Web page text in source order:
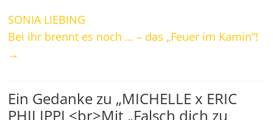
SONIA LIEBING
Bei ihr brennt es noch … – das „Feuer im Kamin“!
→
Ein Gedanke zu „MICHELLE x ERIC
PHILIPPI <br>Mit „Falsch dich zu